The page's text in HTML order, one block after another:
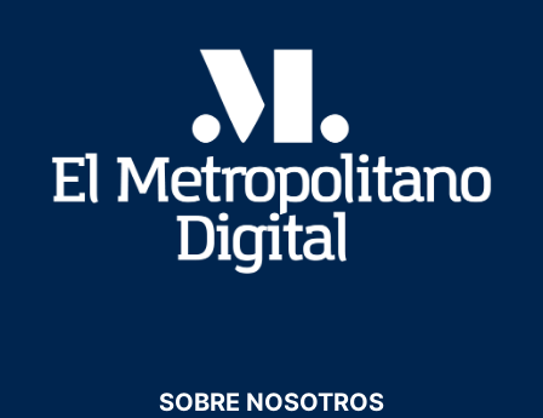
SOBRE NOSOTROS